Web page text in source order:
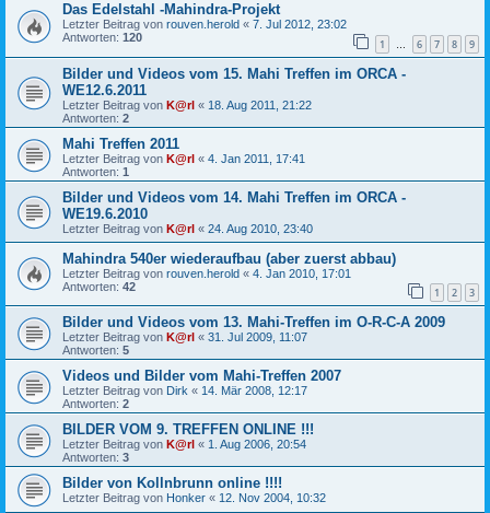
Das Edelstahl -Mahindra-Projekt
Letzter Beitrag von rouven.herold « 7. Jul 2012, 23:02
Antworten: 120 1 … 6 7 8 9
Bilder und Videos vom 15. Mahi Treffen im ORCA -
WE12.6.2011
Letzter Beitrag von K@rl « 18. Aug 2011, 21:22
Antworten: 2
Mahi Treffen 2011
Letzter Beitrag von K@rl « 4. Jan 2011, 17:41
Antworten: 1
Bilder und Videos vom 14. Mahi Treffen im ORCA -
WE19.6.2010
Letzter Beitrag von K@rl « 24. Aug 2010, 23:40
Mahindra 540er wiederaufbau (aber zuerst abbau)
Letzter Beitrag von rouven.herold « 4. Jan 2010, 17:01
Antworten: 42 1 2 3
Bilder und Videos vom 13. Mahi-Treffen im O-R-C-A 2009
Letzter Beitrag von K@rl « 31. Jul 2009, 11:07
Antworten: 5
Videos und Bilder vom Mahi-Treffen 2007
Letzter Beitrag von Dirk « 14. Mär 2008, 12:17
Antworten: 2
BILDER VOM 9. TREFFEN ONLINE !!!
Letzter Beitrag von K@rl « 1. Aug 2006, 20:54
Antworten: 3
Bilder von Kollnbrunn online !!!!
Letzter Beitrag von Honker « 12. Nov 2004, 10:32